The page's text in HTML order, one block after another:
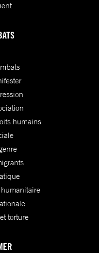
humains
torture